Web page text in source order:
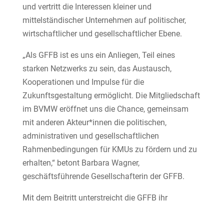
und vertritt die Interessen kleiner und
mittelständischer Unternehmen auf politischer,
wirtschaftlicher und gesellschaftlicher Ebene.
„Als GFFB ist es uns ein Anliegen, Teil eines
starken Netzwerks zu sein, das Austausch,
Kooperationen und Impulse für die
Zukunftsgestaltung ermöglicht. Die Mitgliedschaft
im BVMW eröffnet uns die Chance, gemeinsam
mit anderen Akteur*innen die politischen,
administrativen und gesellschaftlichen
Rahmenbedingungen für KMUs zu fördern und zu
erhalten,“ betont Barbara Wagner,
geschäftsführende Gesellschafterin der GFFB.
Mit dem Beitritt unterstreicht die GFFB ihr